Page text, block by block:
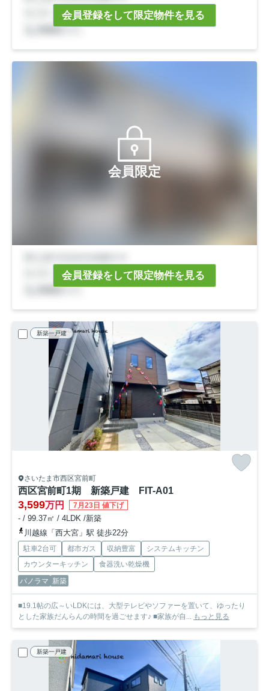
会員登録をして限定物件を見る
会員限定
会員登録をして限定物件を見る
新築一戸建
さいたま市西区宮前町
西区宮前町1期 新築戸建 FIT-A01
3,599万円 7月23日 値下げ
- / 99.37㎡ / 4LDK /新築
川越線「西大宮」駅 徒歩22分
駐車2台可 都市ガス 収納豊富
システムキッチン
カウンターキッチン
食器洗い乾燥機
パノラマ 新築
■19.1帖の広～いLDKには、大型テレビやソファーを置いて、ゆったり
とした家族だんらんの時間を過ごせます♪ ■家族が自... もっと見る
新築一戸建